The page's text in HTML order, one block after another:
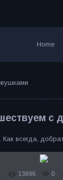
Home
с
всегда,
В реальном
13896 0